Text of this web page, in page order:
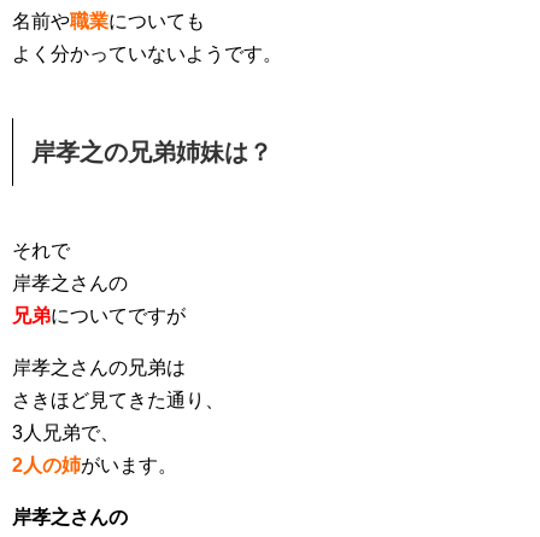
名前や職業についても
よく分かっていないようです。
岸孝之の兄弟姉妹は？
それで
岸孝之さんの
兄弟についてですが
岸孝之さんの兄弟は
さきほど見てきた通り、
3人兄弟で、
2人の姉がいます。
岸孝之さんの